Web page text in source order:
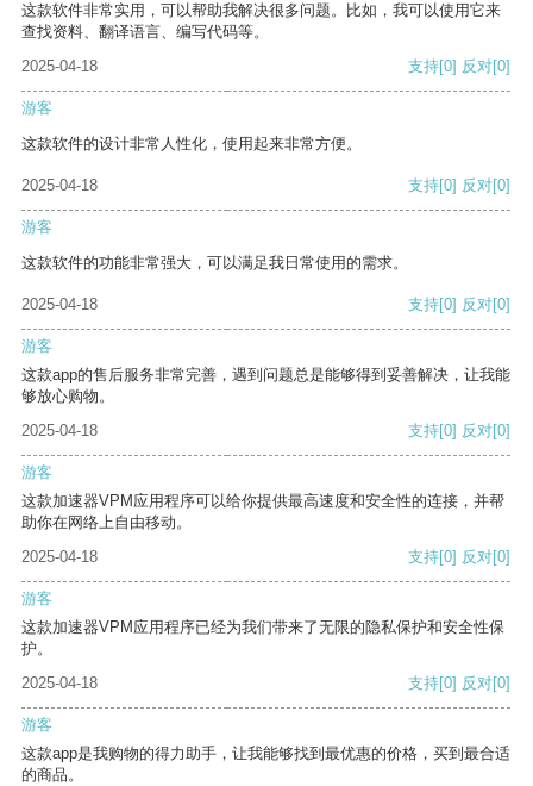
这款软件非常实用，可以帮助我解决很多问题。比如，我可以使用它来
查找资料、翻译语言、编写代码等。
2025-04-18
支持[0] 反对[0]
游客
这款软件的设计非常人性化，使用起来非常方便。
2025-04-18 支持[0] 反对[0]
游客
这款软件的功能非常强大，可以满足我日常使用的需求。
2025-04-18 支持[0] 反对[0]
游客
这款app的售后服务非常完善，遇到问题总是能够得到妥善解决，让我能
够放心购物。
2025-04-18
支持[0] 反对[0]
游客
这款加速器VPM应用程序可以给你提供最高速度和安全性的连接，并帮
助你在网络上自由移动。
2025-04-18
支持[0] 反对[0]
游客
这款加速器VPM应用程序已经为我们带来了无限的隐私保护和安全性保
护。
2025-04-18
支持[0] 反对[0]
游客
这款app是我购物的得力助手，让我能够找到最优惠的价格，买到最合适
的商品。